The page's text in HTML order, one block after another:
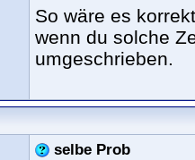
So wäre es
wenn du solche
umgeschrieben.
selbe Prob